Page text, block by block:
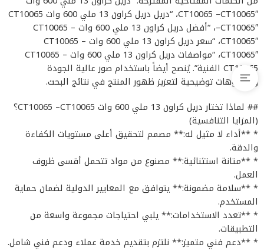
CT10065 –CT10065″، “دريل دريل كراون 13 ملي 600 وات CT10065
–CT10065″، “أفضل دريل كراون 13 ملي 600 وات CT10065 –
CT10065″، “سعر دريل كراون 13 ملي 600 وات CT10065 –
CT10065″، “مواصفات دريل كراون 13 ملي 600 وات CT10065 –
CT10065 الفنية”. يُنصح أيضاً باستخدام صور عالية الجودة
وفيديوهات توضيحية لتعزيز ظهور المنتج في نتائج البحث.
## لماذا تختار دريل كراون 13 ملي 600 وات CT10065 –CT10065؟
(المزايا التنافسية)
* **أداء لا مثيل له:** مصمم لتحقيق أعلى مستويات الكفاءة
والدقة.
* **متانة استثنائية:** مصنوع من مواد تتحمل أقسى ظروف
العمل.
* **سلامة مضمونة:** يتوافق مع المعايير الدولية لضمان حماية
المستخدم.
* **تعدد الاستخدامات:** يلبي احتياجات مجموعة واسعة من
التطبيقات.
* **دعم فني متميز:** نلتزم بتقديم خدمة عملاء ودعم فني شامل.